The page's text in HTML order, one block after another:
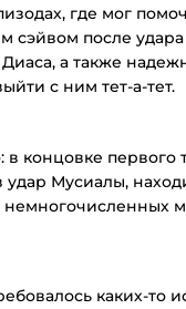
где мог
сэйвом после
а также
с ним тет-а-тет.
концовке первого
Мусиалы,
каких-то